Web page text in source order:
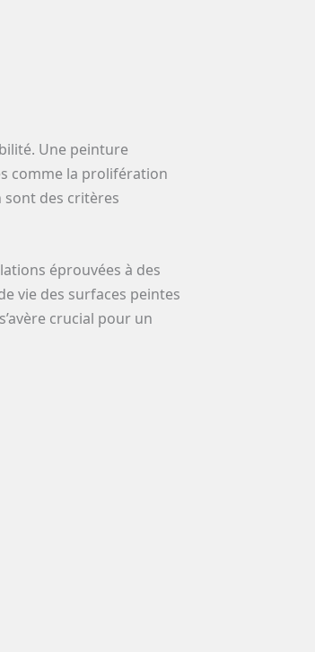
Une peinture
comme la prolifération
sont des critères
éprouvées à des
vie des surfaces peintes
crucial pour un